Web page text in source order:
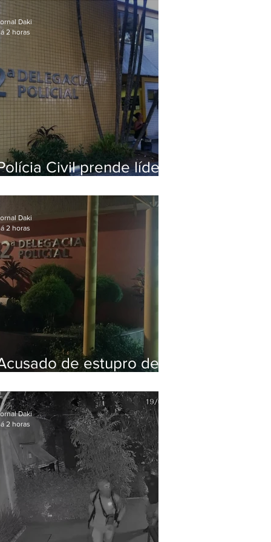
Civil prende líder
de fiéis por
de uma década
Daki
2 horas
de estupro de
Daki
2 horas
Daki
2 horas